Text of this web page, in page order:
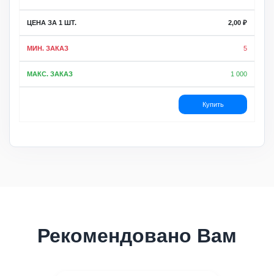
2,00 ₽
5
1 000
Купить
Рекомендовано Вам